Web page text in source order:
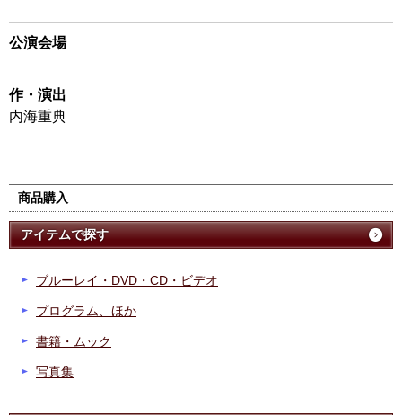
公演会場
作・演出
内海重典
商品購入
アイテムで探す
ブルーレイ・DVD・CD・ビデオ
プログラム、ほか
書籍・ムック
写真集